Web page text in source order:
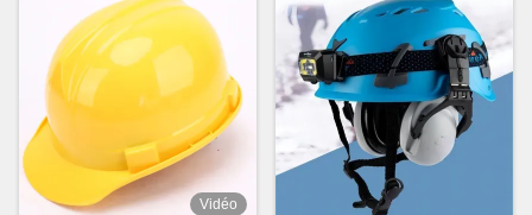
Vidéo